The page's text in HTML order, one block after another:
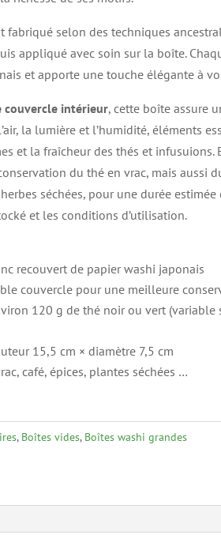
fabriqué selon des techniques
appliqué avec soin sur la boîte.
et apporte une touche élégante à
couvercle intérieur, cette boîte assure
la lumière et l’humidité, éléments
et la fraîcheur des thés et infusuions.
du thé en vrac, mais aussi
séchées, pour une durée estimée
et les conditions d’utilisation.
recouvert de papier washi japonais
couvercle pour une meilleure
120 g de thé noir ou vert
15,5 cm × diamètre 7,5 cm
café, épices, plantes séchées …
, Boîtes vides, Boîtes washi grandes